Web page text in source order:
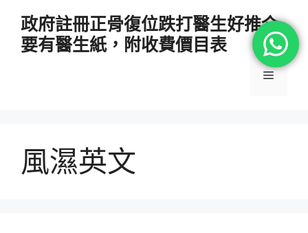
政府註冊正骨復位跌打醫生好推介
要有醫生紙，附收費價目表
選
風濕英文